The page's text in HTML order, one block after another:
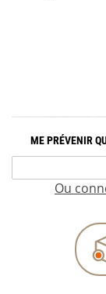
ME PRÉVENIR
Ou